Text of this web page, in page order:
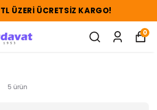
ÜZERI ÜCRETSIZ KARGO!
0
5 ürün